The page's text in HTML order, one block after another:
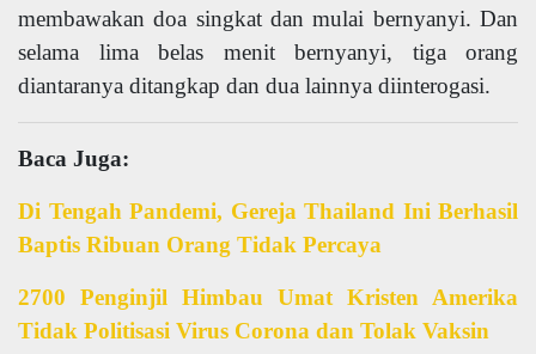
membawakan doa singkat dan mulai bernyanyi. Dan
selama lima belas menit bernyanyi, tiga orang
diantaranya ditangkap dan dua lainnya diinterogasi.
Baca Juga:
Di Tengah Pandemi, Gereja Thailand Ini Berhasil
Baptis Ribuan Orang Tidak Percaya
2700 Penginjil Himbau Umat Kristen Amerika
Tidak Politisasi Virus Corona dan Tolak Vaksin